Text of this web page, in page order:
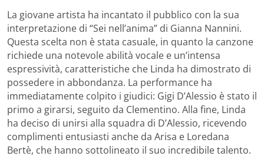
La giovane artista ha incantato il pubblico con la sua
interpretazione di “Sei nell’anima” di Gianna Nannini.
Questa scelta non è stata casuale, in quanto la canzone
richiede una notevole abilità vocale e un’intensa
espressività, caratteristiche che Linda ha dimostrato di
possedere in abbondanza. La performance ha
immediatamente colpito i giudici: Gigi D’Alessio è stato il
primo a girarsi, seguito da Clementino. Alla fine, Linda
ha deciso di unirsi alla squadra di D’Alessio, ricevendo
complimenti entusiasti anche da Arisa e Loredana
Bertè, che hanno sottolineato il suo incredibile talento.